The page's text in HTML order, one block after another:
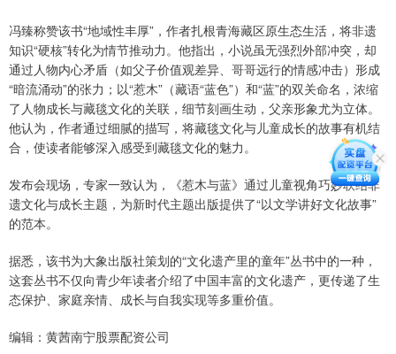
冯臻称赞该书“地域性丰厚”，作者扎根青海藏区原生态生活，将非遗
知识“硬核”转化为情节推动力。他指出，小说虽无强烈外部冲突，却
通过人物内心矛盾（如父子价值观差异、哥哥远行的情感冲击）形成
“暗流涌动”的张力；以“惹木”（藏语“蓝色”）和“蓝”的双关命名，浓缩
了人物成长与藏毯文化的关联，细节刻画生动，父亲形象尤为立体。
他认为，作者通过细腻的描写，将藏毯文化与儿童成长的故事有机结
合，使读者能够深入感受到藏毯文化的魅力。
发布会现场，专家一致认为，《惹木与蓝》通过儿童视角巧妙联结非
遗文化与成长主题，为新时代主题出版提供了“以文学讲好文化故事”
的范本。
据悉，该书为大象出版社策划的“文化遗产里的童年”丛书中的一种，
这套丛书不仅向青少年读者介绍了中国丰富的文化遗产，更传递了生
态保护、家庭亲情、成长与自我实现等多重价值。
编辑：黄茜南宁股票配资公司